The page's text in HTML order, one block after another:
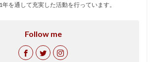
を通して充実した活動を行っています。
Follow me